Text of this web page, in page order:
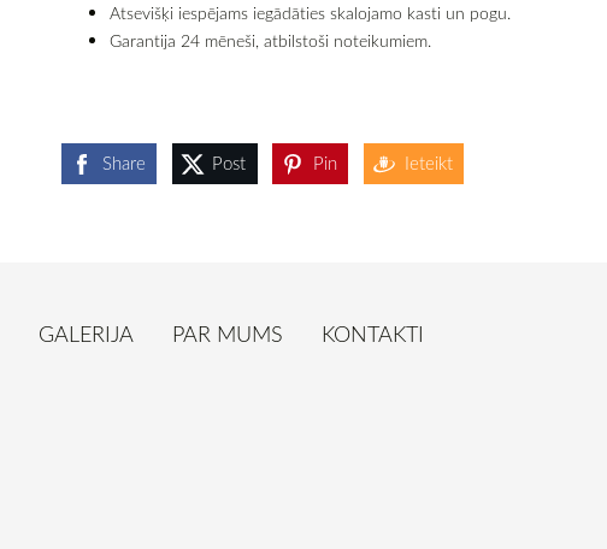
Atsevišķi iespējams iegādāties skalojamo kasti un pogu.
Garantija 24 mēneši, atbilstoši noteikumiem.
Share Post Pin Ieteikt
GALERIJA PAR MUMS KONTAKTI